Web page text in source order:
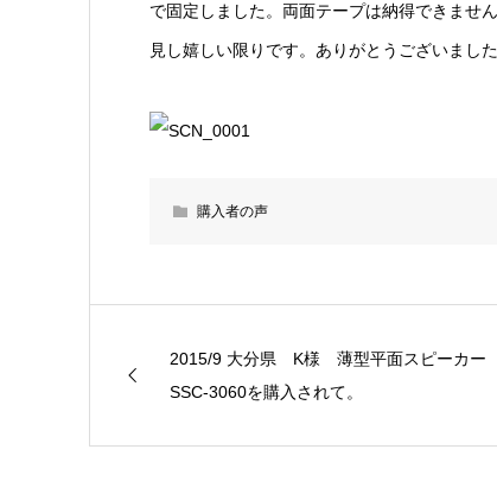
で固定しました。両面テープは納得できませ
見し嬉しい限りです。ありがとうございました
購入者の声
2015/9 大分県 K様 薄型平面スピーカー
SSC-3060を購入されて。